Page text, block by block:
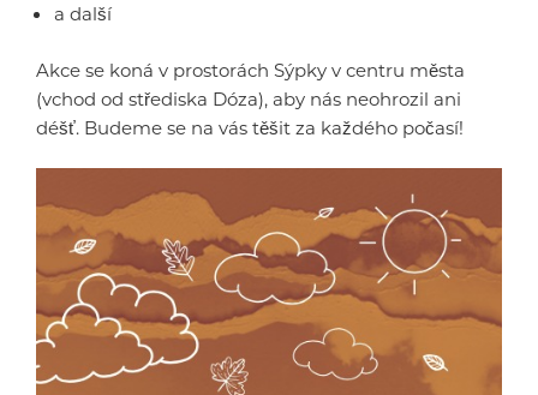
a další
Akce se koná v prostorách Sýpky v centru města
(vchod od střediska Dóza), aby nás neohrozil ani
déšť. Budeme se na vás těšit za každého počasí!